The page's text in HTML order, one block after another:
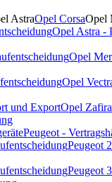
AstraOpel CorsaOpel
Opel Astra -
Opel
Opel
und ExportOpel
Peugeot -
Peugeot
Peugeot